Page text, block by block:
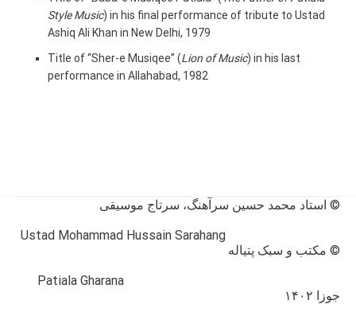
Style Music) in his final performance of tribute to Ustad
Ashiq Ali Khan in New Delhi, 1979
Title of “Sher-e Musiqee” (Lion of Music) in his last
performance in Allahabad, 1982
© استاد محمد حسین سرآهنگ، سرتاج موسیقی
Ustad Mohammad Hussain Sarahang
© مکتب و سبک پتیاله